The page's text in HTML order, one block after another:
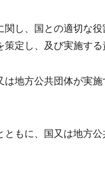
し、国との適切な
定し、及び実施する
地方公共団体が実
もに、国又は地方